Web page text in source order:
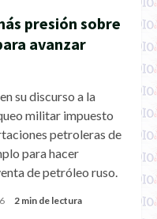
presión sobre
avanzar
su discurso a la
militar impuesto
petroleras de
para hacer
de petróleo ruso.
2 min de lectura